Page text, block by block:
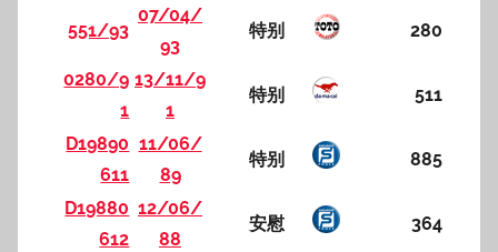
551/93
07/04/
93
特别 280
0280/9
1
13/11/9
1
特别 511
D19890
611
11/06/
89
特别 885
D19880
612
12/06/
88
安慰 364